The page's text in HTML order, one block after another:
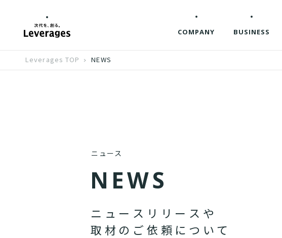
COMPANY BUSINESS
Leverages TOP NEWS
ニュース
N EWS
ニ ュ ー ス リ リ ー ス や
取 材 の ご 依 頼 に つ い て